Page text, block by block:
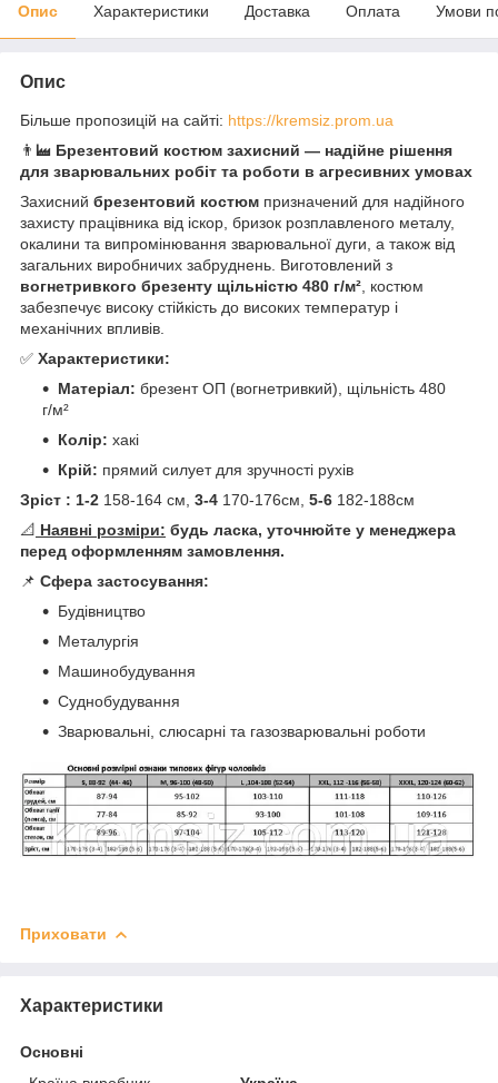
Опис Характеристики Доставка Оплата Умови
Опис
Більше пропозицій на сайті: https://kremsiz.prom.ua
👨‍🏭 Брезентовий костюм захисний — надійне рішення
для зварювальних робіт та роботи в агресивних умовах
Захисний брезентовий костюм призначений для надійного
захисту працівника від іскор, бризок розплавленого металу,
окалини та випромінювання зварювальної дуги, а також від
загальних виробничих забруднень. Виготовлений з
вогнетривкого брезенту щільністю 480 г/м² , костюм
забезпечує високу стійкість до високих температур і
механічних впливів.
✅ Характеристики:
Матеріал: брезент ОП (вогнетривкий), щільність 480
г/м²
Колір: хакі
Крій: прямий силует для зручності рухів
Зріст : 1-2 158-164 см, 3-4 170-176см, 5-6 182-188см
📐 Наявні розміри: будь ласка, уточнюйте у менеджера
перед оформленням замовлення.
📌 Сфера застосування:
Будівництво
Металургія
Машинобудування
Суднобудування
Зварювальні, слюсарні та газозварювальні роботи
Приховати
Характеристики
Основні